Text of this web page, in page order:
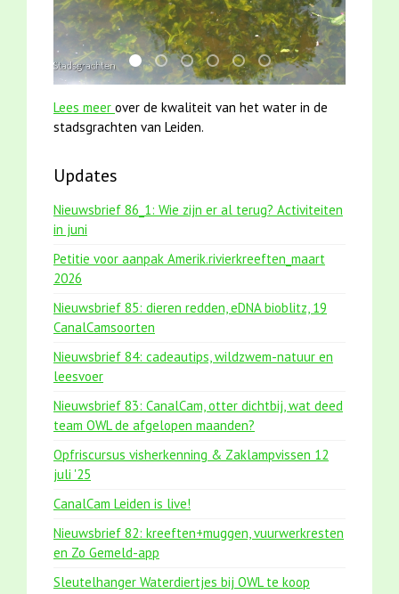
mei2021 1 snoekje elly
mei2021 watervogelmethode fuut met
jun2021 28 brasem en rietvoorns
smoelenboek fifi en karper
karper met kattenklimtouw
jun2021 zaklv 5
Lees meer over de kwaliteit van het water in de
stadsgrachten van Leiden.
Updates
Nieuwsbrief 86_1: Wie zijn er al terug? Activiteiten
in juni
Petitie voor aanpak Amerik.rivierkreeften_maart
2026
Nieuwsbrief 85: dieren redden, eDNA bioblitz, 19
CanalCamsoorten
Nieuwsbrief 84: cadeautips, wildzwem-natuur en
leesvoer
Nieuwsbrief 83: CanalCam, otter dichtbij, wat deed
team OWL de afgelopen maanden?
Opfriscursus visherkenning & Zaklampvissen 12
juli '25
CanalCam Leiden is live!
Nieuwsbrief 82: kreeften+muggen, vuurwerkresten
en Zo Gemeld-app
Sleutelhanger Waterdiertjes bij OWL te koop